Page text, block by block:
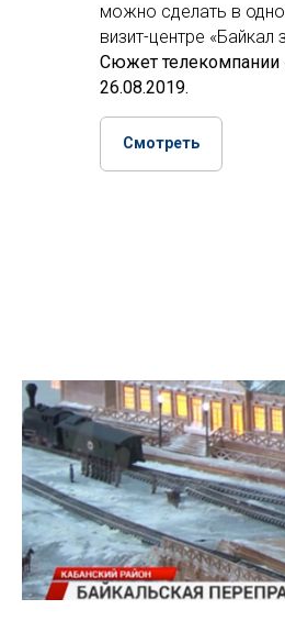
можно сделать в
визит-центре «Байкал
Сюжет телекомпании
26.08.2019.
Смотреть